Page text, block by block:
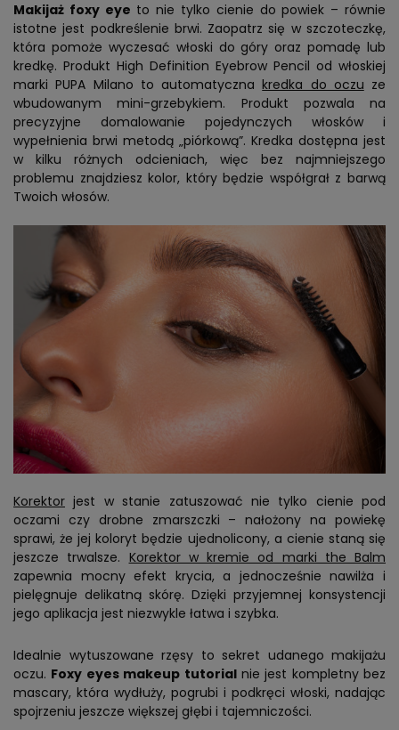
Makijaż foxy eye to nie tylko cienie do powiek – równie
istotne jest podkreślenie brwi. Zaopatrz się w szczoteczkę,
która pomoże wyczesać włoski do góry oraz pomadę lub
kredkę. Produkt High Definition Eyebrow Pencil od włoskiej
marki PUPA Milano to automatycznakredka do oczu ze
wbudowanym mini-grzebykiem. Produkt pozwala na
precyzyjne domalowanie pojedynczych włosków i
wypełnienia brwi metodą „piórkową”. Kredka dostępna jest
w kilku różnych odcieniach, więc bez najmniejszego
problemu znajdziesz kolor, który będzie współgrał z barwą
Twoich włosów.
Korektor jest w stanie zatuszować nie tylko cienie pod
oczami czy drobne zmarszczki – nałożony na powiekę
sprawi, że jej koloryt będzie ujednolicony, a cienie staną się
jeszcze trwalsze. Korektor w kremie od marki the Balm
zapewnia mocny efekt krycia, a jednocześnie nawilża i
pielęgnuje delikatną skórę. Dzięki przyjemnej konsystencji
jego aplikacja jest niezwykle łatwa i szybka.
Idealnie wytuszowane rzęsy to sekret udanego makijażu
oczu. Foxy eyes makeup tutorialnie jest kompletny bez
mascary, która wydłuży, pogrubi i podkręci włoski, nadając
spojrzeniu jeszcze większej głębi i tajemniczości.